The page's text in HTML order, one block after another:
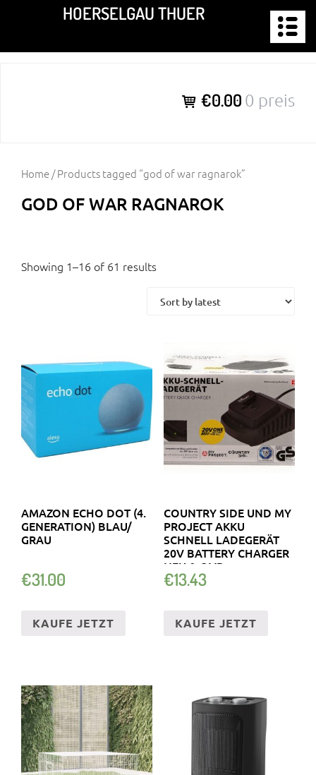
springen
HOERSELGAU THUER
€0.00 0 preis
Home/ Products tagged “god of war ragnarok”
GOD OF WAR RAGNAROK
Showing 1–16 of 61 results
AMAZON ECHO DOT (4.
GENERATION) BLAU/
GRAU
€31.00
KAUFE JETZT
COUNTRY SIDE UND MY
PROJECT AKKU
SCHNELL LADEGERÄT
20V BATTERY CHARGER
NEU & OVP
€13.43
KAUFE JETZT